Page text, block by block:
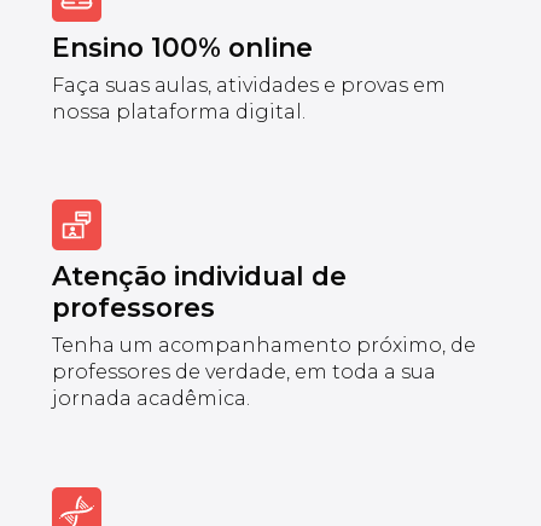
Ensino 100% online
Faça suas aulas, atividades e provas em
nossa plataforma digital.
Atenção individual de
professores
Tenha um acompanhamento próximo, de
professores de verdade, em toda a sua
jornada acadêmica.